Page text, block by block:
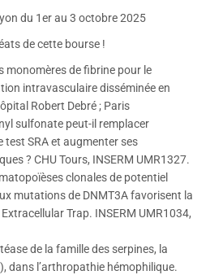
du 1er au 3 octobre 2025
de cette bourse !
monomères de fibrine pour le
intravasculaire disséminée en
Robert Debré ; Paris
sulfonate peut-il remplacer
test SRA et augmenter ses
? CHU Tours, INSERM UMR1327.
clonales de potentiel
mutations de DNMT3A favorisent la
Trap. INSERM UMR1034,
de la famille des serpines, la
dans l’arthropathie hémophilique.